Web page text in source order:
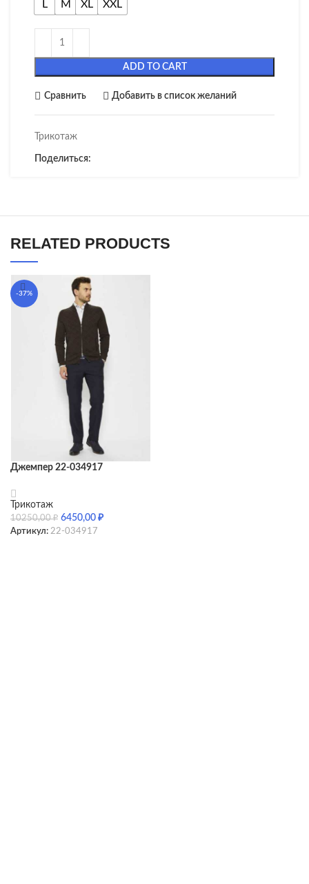
L M XL XXL
ADD TO CART
Сравнить Добавить в список желаний
Трикотаж
Поделиться:
RELATED PRODUCTS
-37%
Джемпер 22-034917
Трикотаж
10250,00₽ 6450,00 ₽
Артикул: 22-034917